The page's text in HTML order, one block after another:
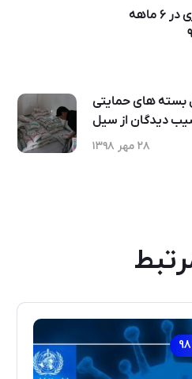
گزارش مددکاری در ۶ ماهه
بسته های حمایتی
دیدگان از سیل
۲۸ مهر ۱۳۹۸